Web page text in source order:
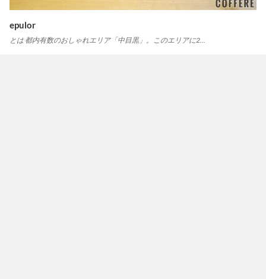
epulor
とは 都内有数のおしゃれエリア「中目黒」。このエリアに2…